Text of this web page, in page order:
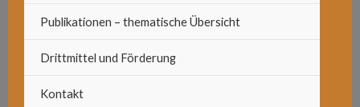
Publikationen – thematische Übersicht
Drittmittel und Förderung
Kontakt